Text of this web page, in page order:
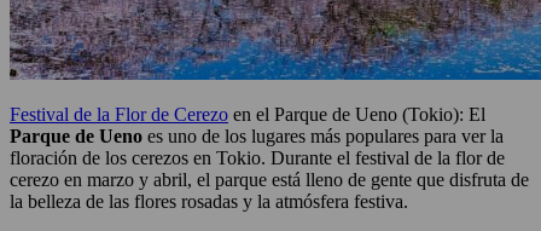
Festival de la Flor de Cerezo en el Parque de Ueno (Tokio): El
Parque de Ueno es uno de los lugares más populares para ver la
floración de los cerezos en Tokio. Durante el festival de la flor de
cerezo en marzo y abril, el parque está lleno de gente que disfruta de
la belleza de las flores rosadas y la atmósfera festiva.